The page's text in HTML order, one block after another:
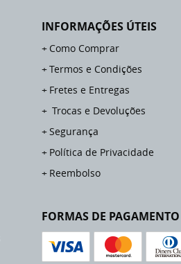
INFORMAÇÕES ÚTEIS
Como Comprar
Termos e Condições
Fretes e Entregas
Trocas e Devoluções
Segurança
Política de Privacidade
Reembolso
FORMAS DE PAGAMENTO